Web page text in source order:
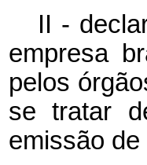
II -
empresa
pelos
se tratar
emissão